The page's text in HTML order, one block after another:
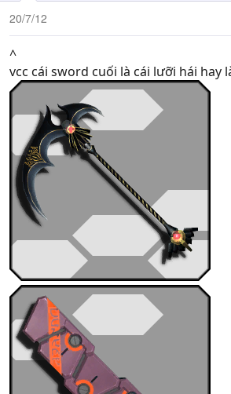
20/7/12
^
vcc cái sword cuối là cái lưỡi hái hay